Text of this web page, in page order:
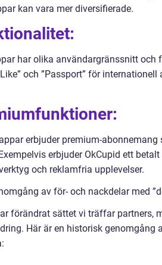
kan vara mer diversifierade.
har olika användargränssnitt
och ”Passport” för
erbjuder premium-
erbjuder OkCupid ett
och reklamfria upplevelser.
av för- och nackdelar med
förändrat sättet vi träffar partners,
Här är en historisk genomgång